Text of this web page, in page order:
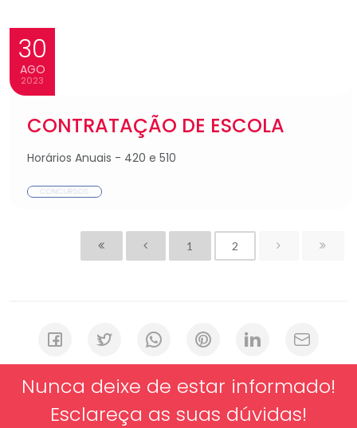
30
AGO
2023
CONTRATAÇÃO DE ESCOLA
Horários Anuais - 420 e 510
CONCURSOS
1 2
Nunca deixe de estar informado!
Esclareça as suas dúvidas!